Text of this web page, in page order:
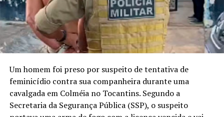
Um homem foi preso por suspeito de tentativa de
feminicídio contra sua companheira durante uma
cavalgada em Colméia no Tocantins. Segundo a
Secretaria da Segurança Pública (SSP), o suspeito